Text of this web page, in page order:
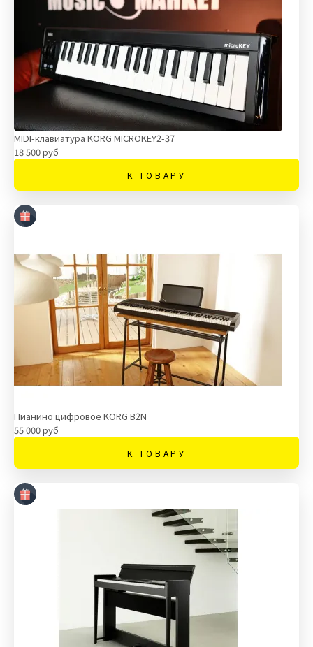
MIDI-клавиатура KORG MICROKEY2-37
18 500 руб
К ТОВАРУ
Пианино цифровое KORG B2N
55 000 руб
К ТОВАРУ